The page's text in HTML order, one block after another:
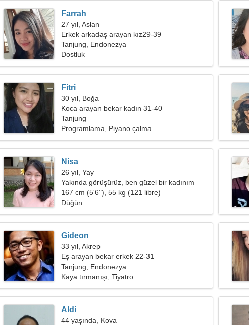
Farrah
27 yıl, Aslan
Erkek arkadaş arayan kız29-39
Tanjung, Endonezya
Dostluk
Fitri
30 yıl, Boğa
Koca arayan bekar kadın 31-40
Tanjung
Programlama, Piyano çalma
Nisa
26 yıl, Yay
Yakında görüşürüz, ben güzel bir kadınım
167 cm (5'6"), 55 kg (121 libre)
Düğün
Gideon
33 yıl, Akrep
Eş arayan bekar erkek 22-31
Tanjung, Endonezya
Kaya tırmanışı, Tiyatro
Aldi
44 yaşında, Kova